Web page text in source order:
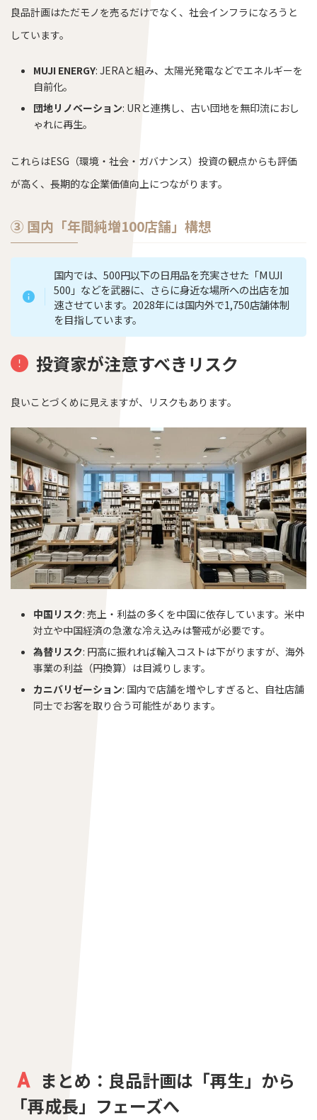
良品計画はただモノを売るだけでなく、社会インフラになろうと
しています。
MUJI ENERGY: JERAと組み、太陽光発電などでエネルギーを
自前化。
団地リノベーション: URと連携し、古い団地を無印流におし
ゃれに再生。
これらはESG（環境・社会・ガバナンス）投資の観点からも評価
が高く、長期的な企業価値向上につながります。
③ 国内「年間純増100店舗」構想
国内では、500円以下の日用品を充実させた「MUJI
500」などを武器に、さらに身近な場所への出店を加
速させています。2028年には国内外で1,750店舗体制
を目指しています。
投資家が注意すべきリスク
良いことづくめに見えますが、リスクもあります。
中国リスク: 売上・利益の多くを中国に依存しています。米中
対立や中国経済の急激な冷え込みは警戒が必要です。
為替リスク: 円高に振れれば輸入コストは下がりますが、海外
事業の利益（円換算）は目減りします。
カニバリゼーション: 国内で店舗を増やしすぎると、自社店舗
同士でお客を取り合う可能性があります。
まとめ：良品計画は「再生」から
「再成長」フェーズへ